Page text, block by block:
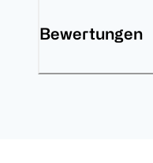
Bewertungen